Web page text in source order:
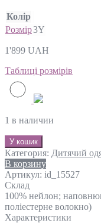
Колір
Розмір3Y
1'899 UAH
Таблиці розмірів
1 в наличии
У кошик
Категория: Дитячий
В корзину
Артикул: id_15527
Склад
100% нейлон;
поліестерне волокно)
Характеристики